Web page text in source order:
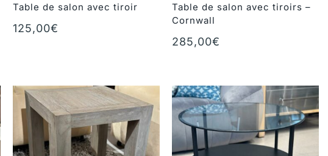
Table de salon avec tiroir
125,00€
Table de salon avec tiroirs –
Cornwall
285,00€